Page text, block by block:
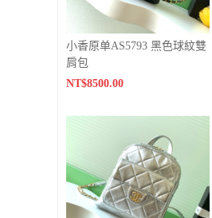
小香原单AS5793 黑色球紋雙
肩包
NT$8500.00